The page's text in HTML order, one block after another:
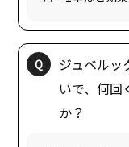
ジュベルッ
いで、何回